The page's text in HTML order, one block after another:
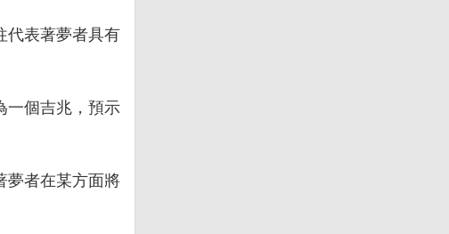
代表著夢者具有
一個吉兆，預示
夢者在某方面將